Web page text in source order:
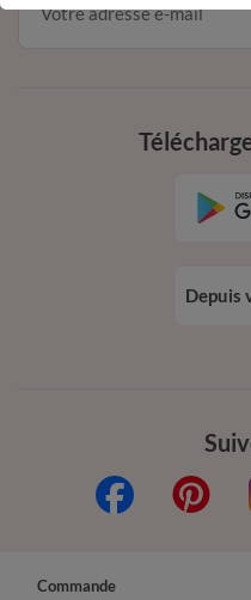
Depuis
Commande